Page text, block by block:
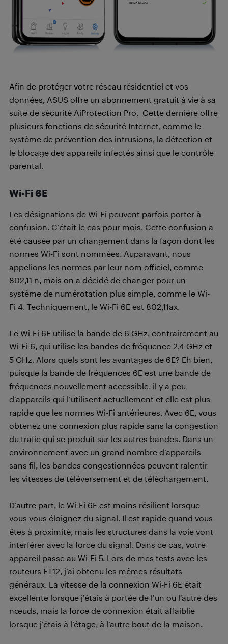
Afin de protéger votre réseau résidentiel et vos
données, ASUS offre un abonnement gratuit à vie à sa
suite de sécurité AiProtection Pro. Cette dernière offre
plusieurs fonctions de sécurité Internet, comme le
système de prévention des intrusions, la détection et
le blocage des appareils infectés ainsi que le contrôle
parental.
Wi-Fi 6E
Les désignations de Wi-Fi peuvent parfois porter à
confusion. C’était le cas pour mois. Cette confusion a
été causée par un changement dans la façon dont les
normes Wi-Fi sont nommées. Auparavant, nous
appelions les normes par leur nom officiel, comme
802,11 n, mais on a décidé de changer pour un
système de numérotation plus simple, comme le Wi-
Fi 4. Techniquement, le Wi-Fi 6E est 802,11ax.
Le Wi-Fi 6E utilise la bande de 6 GHz, contrairement au
Wi-Fi 6, qui utilise les bandes de fréquence 2,4 GHz et
5 GHz. Alors quels sont les avantages de 6E? Eh bien,
puisque la bande de fréquences 6E est une bande de
fréquences nouvellement accessible, il y a peu
d’appareils qui l’utilisent actuellement et elle est plus
rapide que les normes Wi-Fi antérieures. Avec 6E, vous
obtenez une connexion plus rapide sans la congestion
du trafic qui se produit sur les autres bandes. Dans un
environnement avec un grand nombre d’appareils
sans fil, les bandes congestionnées peuvent ralentir
les vitesses de téléversement et de téléchargement.
D’autre part, le Wi-Fi 6E est moins résilient lorsque
vous vous éloignez du signal. Il est rapide quand vous
êtes à proximité, mais les structures dans la voie vont
interférer avec la force du signal. Dans ce cas, votre
appareil passe au Wi-Fi 5. Lors de mes tests avec les
routeurs ET12, j’ai obtenu les mêmes résultats
généraux. La vitesse de la connexion Wi-Fi 6E était
excellente lorsque j’étais à portée de l’un ou l’autre des
nœuds, mais la force de connexion était affaiblie
lorsque j’étais à l’étage, à l’autre bout de la maison.